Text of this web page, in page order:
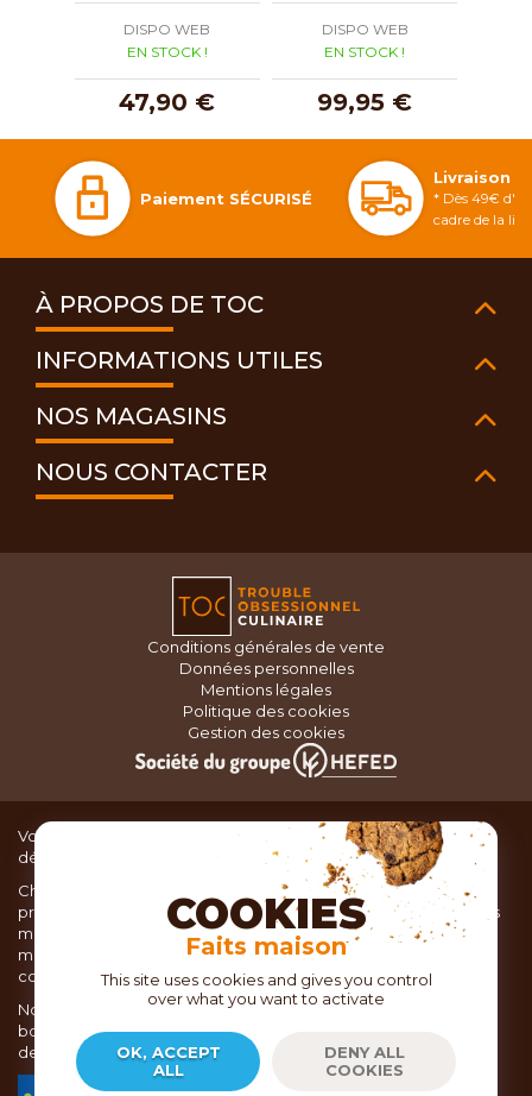
DISPO WEB
EN STOCK !
47,90 €
DISPO WEB
EN STOCK !
99,95 €
Paiement SÉCURISÉ
Livraison
* Dès 49€
cadre de la
À PROPOS DE TOC
INFORMATIONS UTILES
NOS MAGASINS
NOUS CONTACTER
Conditions générales de vente
Données personnelles
Mentions légales
Politique des cookies
Gestion des cookies
Vous recherchez du matériel de cuisine pour concocter de
délicieux plats ou des pâtisseries dignes d’un grand chef ?
Chez TOC, boutique d’ustensiles de cuisine, nous vous
proposons une large sélection de produits issus des meilleures
marques de matériel de cuisine: Ustensiles de pâtisserie,
matériel de cuisson, service de table, ustensiles de cuisine,
coutellerie, set picnic.
Nous vous réservons un accueil chaleureux au sein de nos 21
boutiques, mais vous trouverez également tout votre matériel
de cuisine en ligne sur notre site internet toc.fr
COOKIES
Faits maison
This site uses cookies and gives you control
over what you want to activate
OK, ACCEPT
ALL
DENY ALL
COOKIES